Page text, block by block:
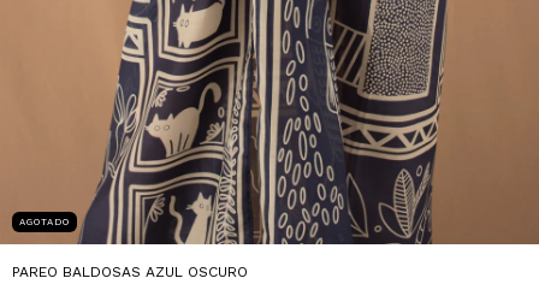
AGOTADO
PAREO BALDOSAS AZUL OSCURO